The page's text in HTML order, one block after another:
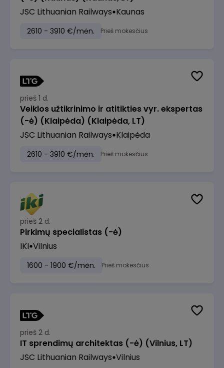
JSC Lithuanian Railways Kaunas
2610 - 3910 €/mėn. Prieš mokesčius
prieš 1 d.
Veiklos užtikrinimo ir atitikties vyr. ekspertas
(-ė) (Klaipėda) (Klaipėda, LT)
JSC Lithuanian Railways Klaipėda
2610 - 3910 €/mėn. Prieš mokesčius
prieš 2 d.
Pirkimų specialistas (-ė)
IKI Vilnius
1600 - 1900 €/mėn. Prieš mokesčius
prieš 2 d.
IT sprendimų architektas (-ė) (Vilnius, LT)
JSC Lithuanian Railways Vilnius